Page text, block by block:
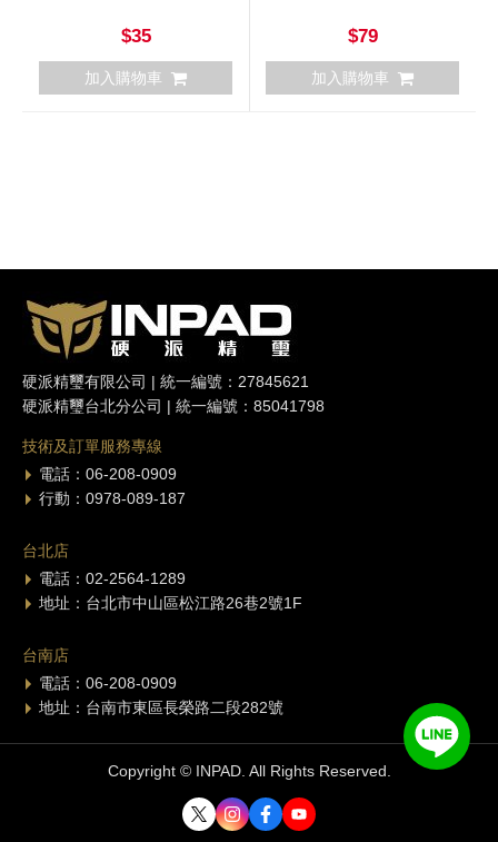
$35
加入購物車
$79
加入購物車
硬派精璽有限公司 | 統一編號：27845621
硬派精璽台北分公司 | 統一編號：85041798
技術及訂單服務專線
電話：06-208-0909
行動：0978-089-187
台北店
電話：02-2564-1289
地址：台北市中山區松江路26巷2號1F
台南店
電話：06-208-0909
地址：台南市東區長榮路二段282號
Copyright © INPAD. All Rights Reserved.